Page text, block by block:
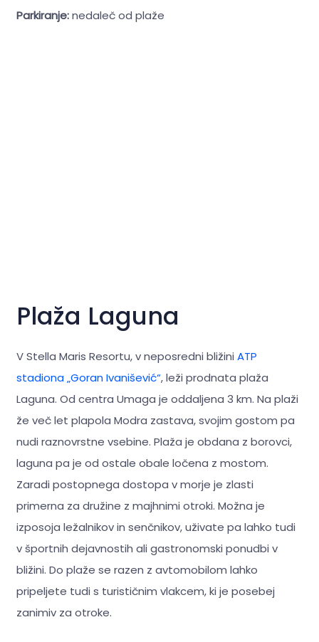
Parkiranje:nedaleč od plaže
Plaža Laguna
V Stella Maris Resortu, v neposredni bližini ATP
stadiona „Goran Ivanišević“, leži prodnata plaža
Laguna. Od centra Umaga je oddaljena 3 km. Na plaži
že več let plapola Modra zastava, svojim gostom pa
nudi raznovrstne vsebine. Plaža je obdana z borovci,
laguna pa je od ostale obale ločena z mostom.
Zaradi postopnega dostopa v morje je zlasti
primerna za družine z majhnimi otroki. Možna je
izposoja ležalnikov in senčnikov, uživate pa lahko tudi
v športnih dejavnostih ali gastronomski ponudbi v
bližini. Do plaže se razen z avtomobilom lahko
pripeljete tudi s turističnim vlakcem, ki je posebej
zanimiv za otroke.